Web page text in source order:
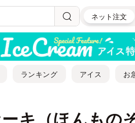
ネット注文
ランキング アイス お